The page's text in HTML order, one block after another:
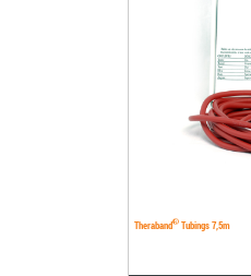
Theraband®Tubings 7,5m